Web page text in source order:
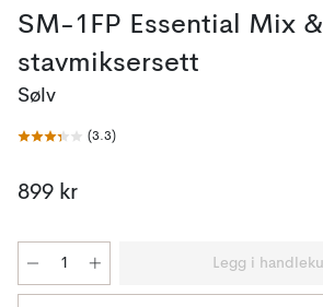
SM-1FP Essential Mix
stavmiksersett
Sølv
(3.3)
899 kr
Legg i